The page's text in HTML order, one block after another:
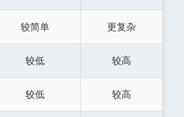
较简单 更复杂
较低 较高
较低 较高